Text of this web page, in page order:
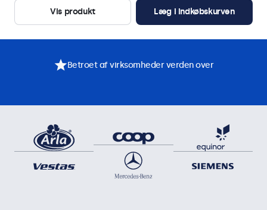
Vis produkt
Læg i indkøbskurven
Betroet af virksomheder verden over